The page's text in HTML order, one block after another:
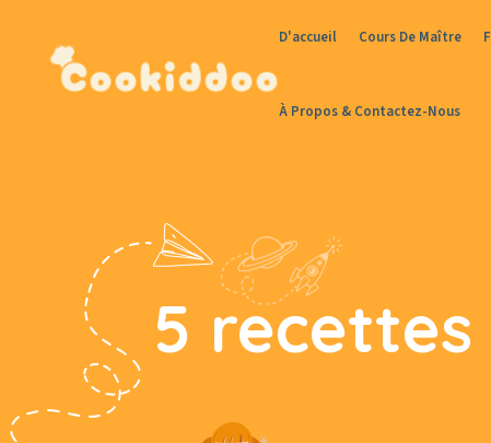
D'accueil Cours De Maître
À Propos & Contactez-Nous
5